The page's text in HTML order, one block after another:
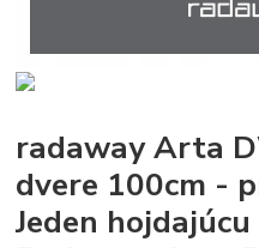
radaway Arta
dvere 100cm -
Jeden